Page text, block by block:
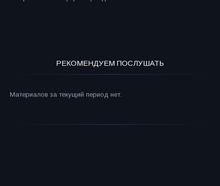
РЕКОМЕНДУЕМ ПОСЛУШАТЬ
Материалов за текущий период нет.